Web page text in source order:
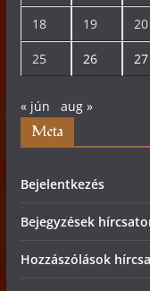
18 19 20
25 26 27
« jún aug »
Meta
Bejelentkezés
Bejegyzések
Hozzászólások